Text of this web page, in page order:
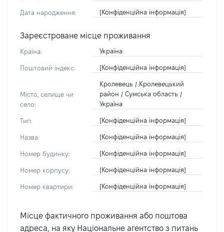
Дата народження: [Конфіденційна інформація]
Зареєстроване місце проживання
Країна: Україна
Поштовий індекс: [Конфіденційна інформація]
Місто, селище чи
село:
Кролевець / Кролевецький
район / Сумська область /
Україна
Тип: [Конфіденційна інформація]
Назва: [Конфіденційна інформація]
Номер будинку: [Конфіденційна інформація]
Номер корпусу: [Конфіденційна інформація]
Номер квартири: [Конфіденційна інформація]
Місце фактичного проживання або поштова
адреса, на яку Національне агентство з питань